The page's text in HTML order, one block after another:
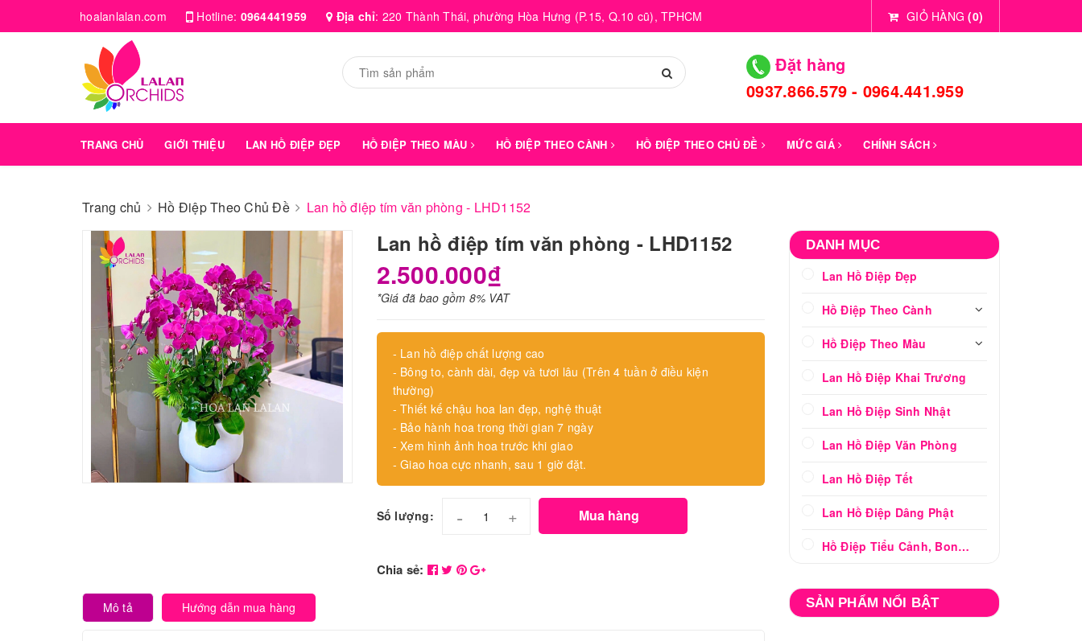
hoalanlalan.com Hotline: 0964441959 Địa chỉ: 220 Thành Thái, phường Hòa Hưng (P.15, Q.10 cũ), TPHCM GIỎ HÀNG (0)
Đặt hàng
0937.866.579 - 0964.441.959
TRANG CHỦ GIỚI THIỆU LAN HỒ ĐIỆP ĐẸP HỒ ĐIỆP THEO MÀU HỒ ĐIỆP THEO CÀNH HỒ ĐIỆP THEO CHỦ ĐỀ MỨC GIÁ CHÍNH SÁCH
Trang chủ Hồ Điệp Theo Chủ Đề Lan hồ điệp tím văn phòng - LHD1152
Lan hồ điệp tím văn phòng - LHD1152
2.500.000₫
*Giá đã bao gồm 8% VAT
- Lan hồ điệp chất lượng cao
- Bông to, cành dài, đẹp và tươi lâu (Trên 4 tuần ở điều kiện
thường)
- Thiết kế chậu hoa lan đẹp, nghệ thuật
- Bảo hành hoa trong thời gian 7 ngày
- Xem hình ảnh hoa trước khi giao
- Giao hoa cực nhanh, sau 1 giờ đặt.
Số lượng: - + Mua hàng
Chia sẻ:
Mô tả Hướng dẫn mua hàng
DANH MỤC
Lan Hồ Điệp Đẹp
Hồ Điệp Theo Cành
Hồ Điệp Theo Màu
Lan Hồ Điệp Khai Trương
Lan Hồ Điệp Sinh Nhật
Lan Hồ Điệp Văn Phòng
Lan Hồ Điệp Tết
Lan Hồ Điệp Dâng Phật
Hồ Điệp Tiểu Cảnh, Bonsai
SẢN PHẨM NỔI BẬT